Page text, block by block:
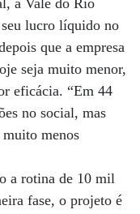
a Vale do Rio
lucro líquido no
que a empresa
seja muito menor,
eficácia. “Em 44
no social, mas
menos
a rotina de 10 mil
fase, o projeto é